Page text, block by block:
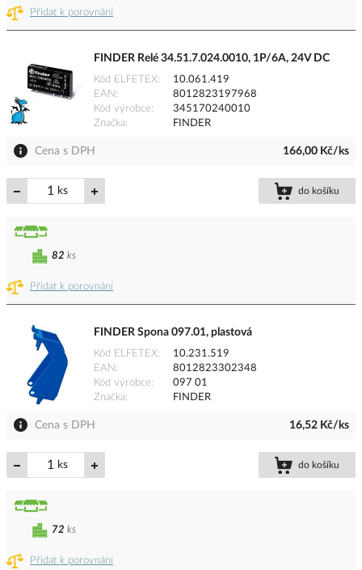
Přidat k porovnání
FINDER Relé 34.51.7.024.0010, 1P/6A, 24V DC
Kód ELFETEX
10.061.419
EAN
8012823197968
Kód výrobce
345170240010
Značka
FINDER
Cena s DPH 166,00 Kč/ks
ks do košíku
Přidat k porovnání
82 ks
FINDER Spona 097.01, plastová
Kód ELFETEX
10.231.519
EAN
8012823302348
Kód výrobce
097 01
Značka
FINDER
Cena s DPH 16,52 Kč/ks
ks do košíku
Přidat k porovnání
72 ks